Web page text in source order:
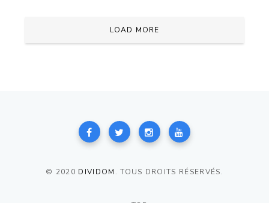
LOAD MORE
© 2020 DIVIDOM . TOUS DROITS RÉSERVÉS.